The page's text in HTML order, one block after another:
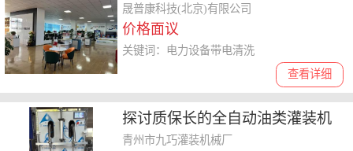
公司，哪家性价比更高
晟普康科技(北京)有限公司
价格面议
查看详细
关键词：电力设备带电清洗
探讨质保长的全自动油类灌装机
厂家，哪家性价比更高
青州市九巧灌装机械厂